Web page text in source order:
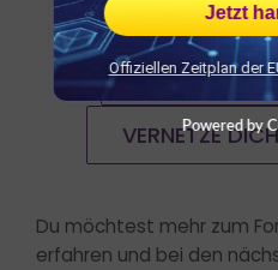
VERNETZE
VERNETZE
VERNETZE
Du möchtest mehr zum
erfahren und bei den
Jetzt
Offiziellen Zeitplan der
Powered by